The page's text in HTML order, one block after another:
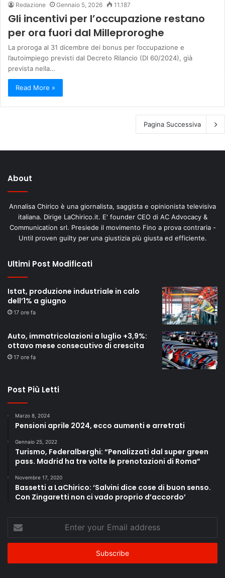
Redazione Gennaio 5, 2026 11.187
Gli incentivi per l’occupazione restano
per ora fuori dal Milleproroghe
La proroga al 31 dicembre dei bonus per l’occupazione e
l’autoimpiego previsti dal Decreto Rilancio (Dl 60/2024), già
prevista nella…
Read More »
Pagina Successiva
About
Annalisa Chirico è una giornalista, saggista e opinionista televisiva
italiana. Dirige LaChirico.it. E' founder CEO di AC Advocacy &
Communication srl. Presiede il movimento Fino a prova contraria -
Until proven guilty per una giustizia più giusta ed efficiente.
Ultimi Post Modificati
Istat, produzione industriale in calo
dell’1% a giugno
17 ore fa
Auto, immatricolazioni a luglio +3,9%:
ottavo mese consecutivo di crescita
17 ore fa
Post Più Letti
Marzo 8, 2024
Pensioni aprile 2024, ecco aumenti e arretrati
Gennaio 25, 2022
Turismo, Federalberghi: “Penalizzati dal super green
pass. Madrid ha tre volte le prenotazioni di Roma”
Novembre 17, 2020
Bassetti a LaChirico: ‘Salvini dice cose di buon senso.
Con Zingaretti non ci vado proprio d’accordo’
your
Email